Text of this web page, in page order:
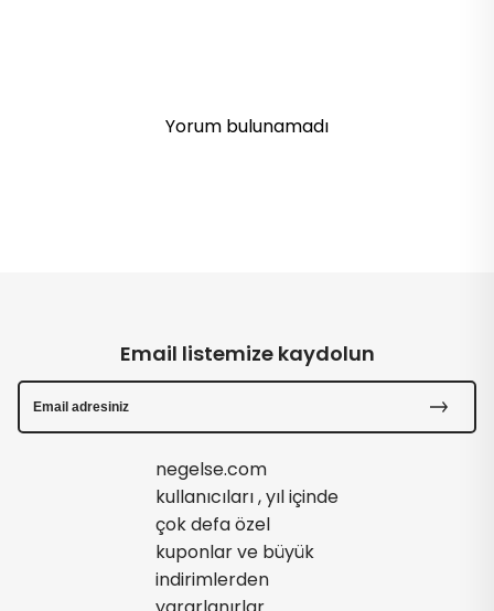
Yorum bulunamadı
Email listemize kaydolun
negelse.com
kullanıcıları , yıl içinde
çok defa özel
kuponlar ve büyük
indirimlerden